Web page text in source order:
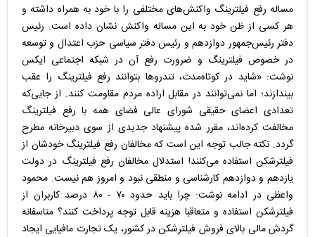
مساله رفع فیلترینگ واکنش‌های مختلفی را با خود به همراه داشته و
هر کسی از ظن خود به این مساله واکنش نشان داده است. رئیس
دفتر رئیس‌جمهور دوازدهم و رئیس دفتر سیاسی حزب اعتدال و توسعه
در خصوص فیلترینگ و ضرورت رفع آن در شبکه اجتماعی ایکس
نوشت: «شاید در کوتاه‌مدت، تندروها بتوانند رفع فیلترینگ را عقب
بیندازند؛ اما نمی‌توانند در مقابل اراده مردم مقاومت کنند. از جایی‌که
تعدادی اعضای حقیقی شورای عالی فضای همه با رفع فیلترینگ
مخالفت کرده‌اند، مقرر شده پیشنهاد جدیدی از سوی دبیرخانه مطرح
گردد. نکته جالب توجه این است که مخالفان رفع فیلترینگ خودشان از
فیلترشکن استفاده می‌کنند! استدلال مخالفان رفع فیلترینگ در دولت
یازدهم و دوازدهم کارشناسی و منطقی نبود و امروز هم نیست. محمود
واعظی در ادامه نوشت: چرا باید حدود ۷۰ - ۸۰ درصد کاربران از
فیلترشکن استفاده و متعاقبا هزینه قابل توجه پرداخت کنند؟ متاسفانه
گردش مالی بالای فروش فیلترشکن در کشور، یک تجارت مافیایی ایجاد